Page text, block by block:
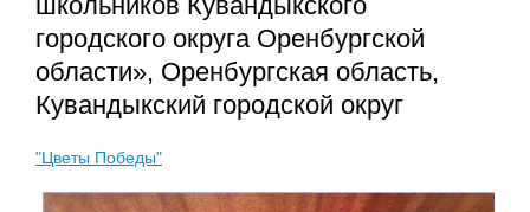
городского округа Оренбургской
области», Оренбургская область,
Кувандыкский городской округ
"Цветы Победы"